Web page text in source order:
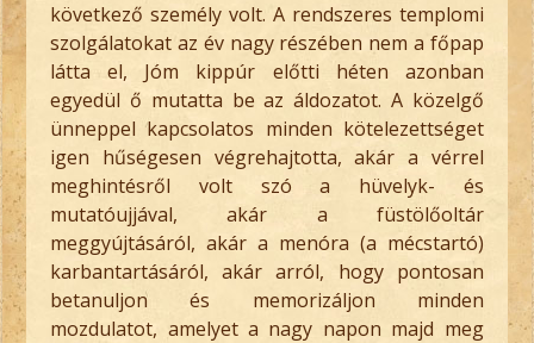
következő személy volt. A rendszeres templomi
szolgálatokat az év nagy részében nem a főpap
látta el, Jóm kippúr előtti héten azonban
egyedül ő mutatta be az áldozatot. A közelgő
ünneppel kapcsolatos minden kötelezettséget
igen hűségesen végrehajtotta, akár a vérrel
meghintésről volt szó a hüvelyk- és
mutatóujjával, akár a füstölőoltár
meggyújtásáról, akár a menóra (a mécstartó)
karbantartásáról, akár arról, hogy pontosan
betanuljon és memorizáljon minden
mozdulatot, amelyet a nagy napon majd meg